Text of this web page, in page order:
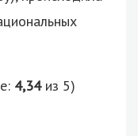
4,34из 5)